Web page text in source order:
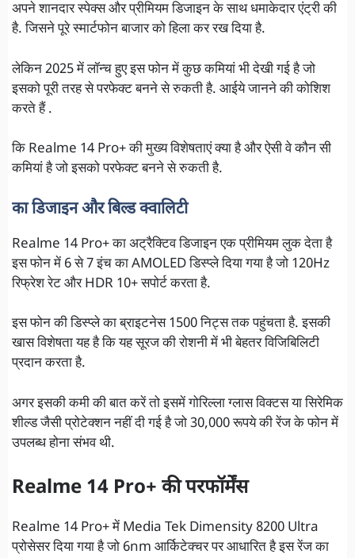
अपने शानदार स्पेक्स और प्रीमियम डिजाइन के साथ धमाकेदार एंट्री की
है. जिसने पूरे स्मार्टफोन बाजार को हिला कर रख दिया है.
लेकिन 2025 में लॉन्च हुए इस फोन में कुछ कमियां भी देखी गई है जो
इसको पूरी तरह से परफेक्ट बनने से रुकती है. आईये जानने की कोशिश
करते हैं .
कि Realme 14 Pro+ की मुख्य विशेषताएं क्या है और ऐसी वे कौन सी
कमियां है जो इसको परफेक्ट बनने से रुकती है.
का डिजाइन और बिल्ड क्वालिटी
Realme 14 Pro+ का अट्रैक्टिव डिजाइन एक प्रीमियम लुक देता है
इस फोन में 6 से 7 इंच का AMOLED डिस्प्ले दिया गया है जो 120Hz
रिफ्रेश रेट और HDR 10+ सपोर्ट करता है.
इस फोन की डिस्प्ले का ब्राइटनेस 1500 निट्स तक पहुंचता है. इसकी
खास विशेषता यह है कि यह सूरज की रोशनी में भी बेहतर विजिबिलिटी
प्रदान करता है.
अगर इसकी कमी की बात करें तो इसमें गोरिल्ला ग्लास विक्टस या सिरेमिक
शील्ड जैसी प्रोटेक्शन नहीं दी गई है जो 30,000 रूपये की रेंज के फोन में
उपलब्ध होना संभव थी.
Realme 14 Pro+ की परफॉर्मेंस
Realme 14 Pro+ में Media Tek Dimensity 8200 Ultra
प्रोसेसर दिया गया है जो 6nm आर्किटेक्चर पर आधारित है इस रेंज का